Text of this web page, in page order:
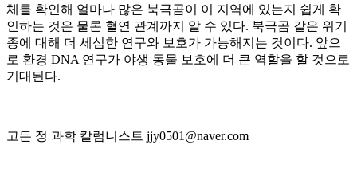
체를 확인해 얼마나 많은 북극곰이 이 지역에 있는지 쉽게 확
인하는 것은 물론 혈연 관계까지 알 수 있다. 북극곰 같은 위기
종에 대해 더 세심한 연구와 보호가 가능해지는 것이다. 앞으
로 환경 DNA 연구가 야생 동물 보호에 더 큰 역할을 할 것으로
기대된다.
고든 정 과학 칼럼니스트 jjy0501@naver.com